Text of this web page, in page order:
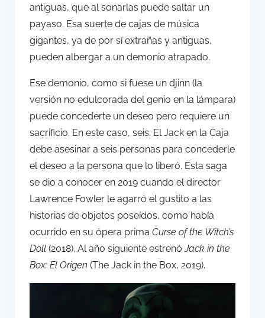
antiguas, que al sonarlas puede saltar un
payaso. Esa suerte de cajas de música
gigantes, ya de por sí extrañas y antiguas,
pueden albergar a un demonio atrapado.
Ese demonio, como si fuese un djinn (la
versión no edulcorada del genio en la lámpara)
puede concederte un deseo pero requiere un
sacrificio. En este caso, seis. El Jack en la Caja
debe asesinar a seis personas para concederle
el deseo a la persona que lo liberó. Esta saga
se dio a conocer en 2019 cuando el director
Lawrence Fowler le agarró el gustito a las
historias de objetos poseídos, como había
ocurrido en su ópera prima Curse of the Witch’s
Doll (2018). Al año siguiente estrenóJack in the
Box: El Origen (The Jack in the Box, 2019).